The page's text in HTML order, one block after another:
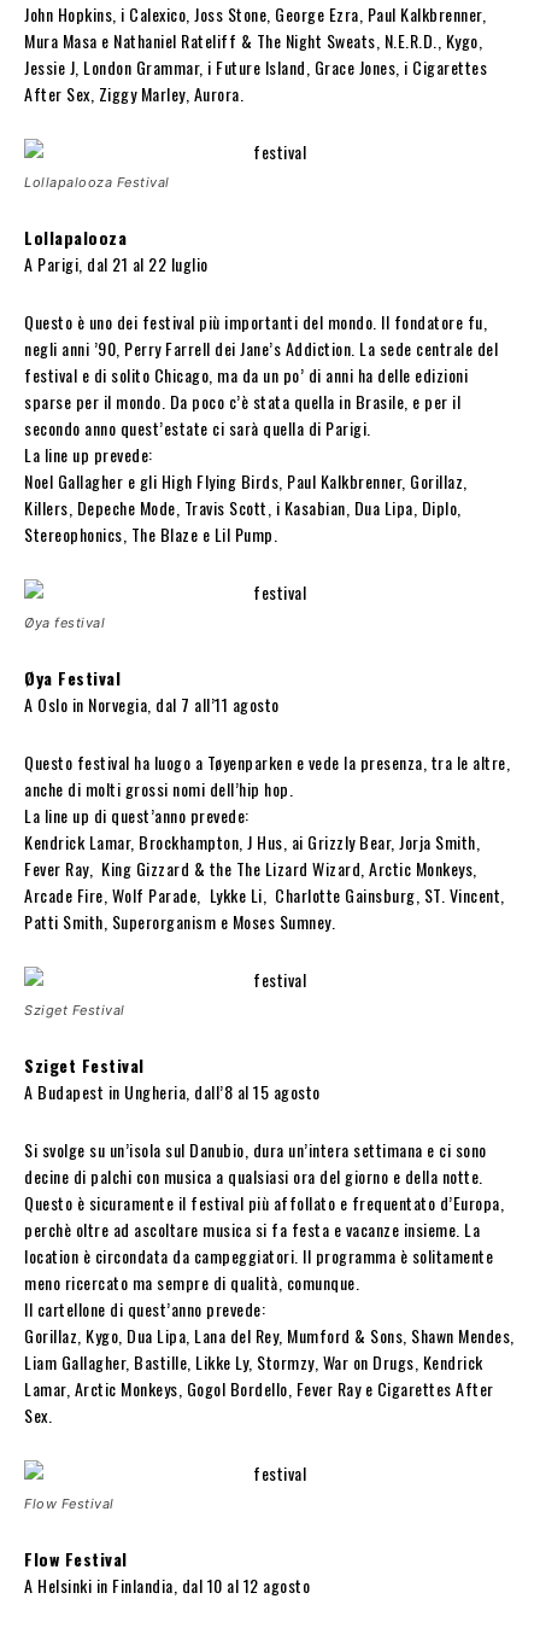
John Hopkins, i Calexico, Joss Stone, George Ezra, Paul Kalkbrenner,
Mura Masa e Nathaniel Rateliff & The Night Sweats, N.E.R.D., Kygo,
Jessie J, London Grammar, i Future Island, Grace Jones, i Cigarettes
After Sex, Ziggy Marley, Aurora.
Lollapalooza Festival
Lollapalooza
A Parigi, dal 21 al 22 luglio
Questo è uno dei festival più importanti del mondo. Il fondatore fu,
negli anni ’90, Perry Farrell dei Jane’s Addiction. La sede centrale del
festival e di solito Chicago, ma da un po’ di anni ha delle edizioni
sparse per il mondo. Da poco c’è stata quella in Brasile, e per il
secondo anno quest’estate ci sarà quella di Parigi.
La line up prevede:
Noel Gallagher e gli High Flying Birds, Paul Kalkbrenner, Gorillaz,
Killers, Depeche Mode, Travis Scott, i Kasabian, Dua Lipa, Diplo,
Stereophonics, The Blaze e Lil Pump.
Øya festival
Øya Festival
A Oslo in Norvegia, dal 7 all’11 agosto
Questo festival ha luogo a Tøyenparken e vede la presenza, tra le altre,
anche di molti grossi nomi dell’hip hop.
La line up di quest’anno prevede:
Kendrick Lamar, Brockhampton, J Hus, ai Grizzly Bear, Jorja Smith,
Fever Ray, King Gizzard & the The Lizard Wizard, Arctic Monkeys,
Arcade Fire, Wolf Parade, Lykke Li, Charlotte Gainsburg, ST. Vincent,
Patti Smith, Superorganism e Moses Sumney.
Sziget Festival
Sziget Festival
A Budapest in Ungheria, dall’8 al 15 agosto
Si svolge su un’isola sul Danubio, dura un’intera settimana e ci sono
decine di palchi con musica a qualsiasi ora del giorno e della notte.
Questo è sicuramente il festival più affollato e frequentato d’Europa,
perchè oltre ad ascoltare musica si fa festa e vacanze insieme. La
location è circondata da campeggiatori. Il programma è solitamente
meno ricercato ma sempre di qualità, comunque.
Il cartellone di quest’anno prevede:
Gorillaz, Kygo, Dua Lipa, Lana del Rey, Mumford & Sons, Shawn Mendes,
Liam Gallagher, Bastille, Likke Ly, Stormzy, War on Drugs, Kendrick
Lamar, Arctic Monkeys, Gogol Bordello, Fever Ray e Cigarettes After
Sex.
Flow Festival
Flow Festival
A Helsinki in Finlandia, dal 10 al 12 agosto